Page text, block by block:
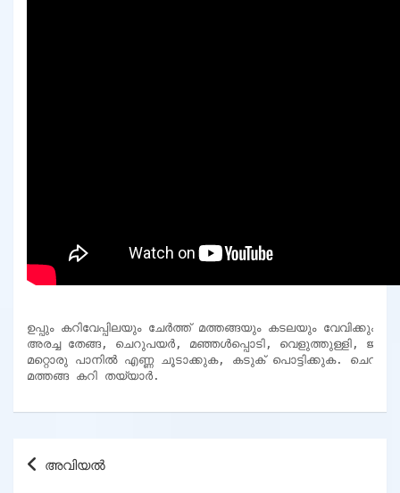
ഉപ്പും കറിവേപ്പിലയും ചേർത്ത് മത്തങ്ങയും കടലയും വേവിക്കുക.
അരച്ച തേങ്ങ, ചെറുപയർ, മഞ്ഞൾപ്പൊടി, വെളുത്തുള്ളി,
മറ്റൊരു പാനിൽ എണ്ണ ചൂടാക്കുക, കടുക് പൊട്ടിക്കുക. ചെറുപയർ, ഉണക്കമുളക്, കറിവേപ്പില,
മത്തങ്ങ കറി തയ്യാർ.
Post
അവിയൽ